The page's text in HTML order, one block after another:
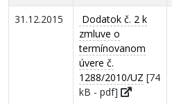
31.12.2015
Dodatok č. 2 k
zmluve o
termínovanom
úvere č.
1288/2010/UZ [74
kB - pdf]